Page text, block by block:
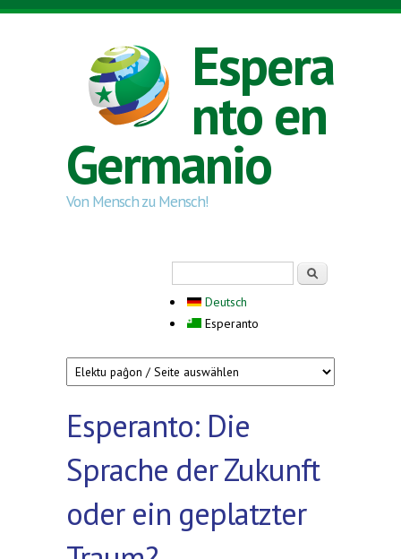
Skip to main content
Espera
nto en
Germanio
Von Mensch zu Mensch!
Deutsch
Esperanto
Esperanto: Die
Sprache der Zukunft
oder ein geplatzter